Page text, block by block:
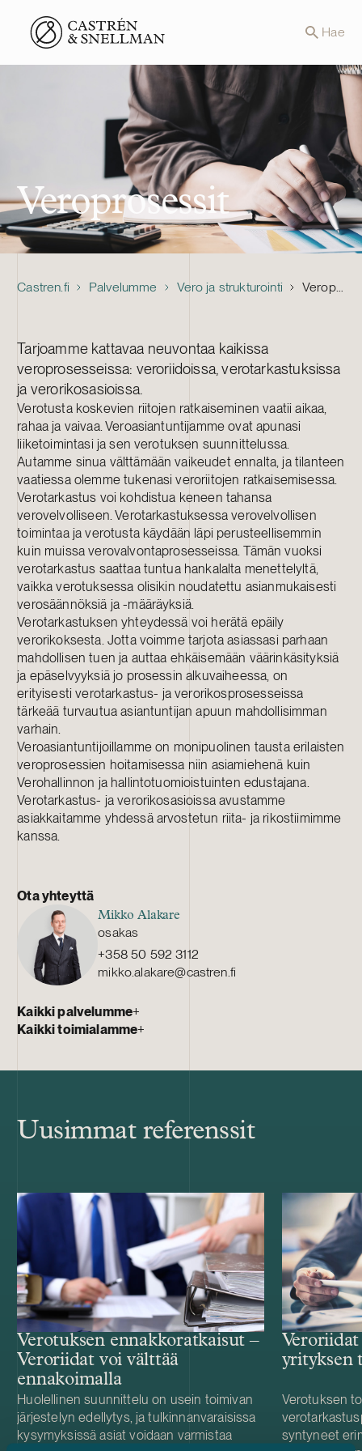
Front page Hae
Veroprosessit
Castren.fi Palvelumme Vero ja strukturointi Veroprosessit
Kaikki palvelumme+
Kaikki toimialamme+
Tarjoamme kattavaa neuvontaa kaikissa
veroprosesseissa: veroriidoissa, verotarkastuksissa
ja verorikosasioissa.
Verotusta koskevien riitojen ratkaiseminen vaatii aikaa,
rahaa ja vaivaa. Veroasiantuntijamme ovat apunasi
liiketoimintasi ja sen verotuksen suunnittelussa.
Autamme sinua välttämään vaikeudet ennalta, ja tilanteen
vaatiessa olemme tukenasi veroriitojen ratkaisemisessa.
Verotarkastus voi kohdistua keneen tahansa
verovelvolliseen. Verotarkastuksessa verovelvollisen
toimintaa ja verotusta käydään läpi perusteellisemmin
kuin muissa verovalvontaprosesseissa. Tämän vuoksi
verotarkastus saattaa tuntua hankalalta menettelyltä,
vaikka verotuksessa olisikin noudatettu asianmukaisesti
verosäännöksiä ja -määräyksiä.
Verotarkastuksen yhteydessä voi herätä epäily
verorikoksesta. Jotta voimme tarjota asiassasi parhaan
mahdollisen tuen ja auttaa ehkäisemään väärinkäsityksiä
ja epäselvyyksiä jo prosessin alkuvaiheessa, on
erityisesti verotarkastus- ja verorikosprosesseissa
tärkeää turvautua asiantuntijan apuun mahdollisimman
varhain.
Veroasiantuntijoillamme on monipuolinen tausta erilaisten
veroprosessien hoitamisessa niin asiamiehenä kuin
Verohallinnon ja hallintotuomioistuinten edustajana.
Verotarkastus- ja verorikosasioissa avustamme
asiakkaitamme yhdessä arvostetun riita- ja rikostiimimme
kanssa.
Ota yhteyttä
Mikko Alakare
osakas
+358 50 592 3112
mikko.alakare@castren.fi
Uusimmat referenssit
Verotuksen ennakkoratkaisut –
Veroriidat voi välttää
ennakoimalla
Huolellinen suunnittelu on usein toimivan
järjestelyn edellytys, ja tulkinnanvaraisissa
kysymyksissä asiat voidaan varmistaa
yrityksen
Verotuksen
syntyneet